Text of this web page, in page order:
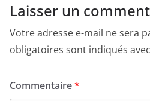
Laisser un
Votre adresse e-mail ne sera
obligatoires sont indiqués avec
Commentaire*